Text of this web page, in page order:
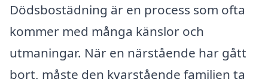
Dödsbostädning är en process som ofta
kommer med många känslor och
utmaningar. När en närstående har gått
bort, måste den kvarstående familjen ta